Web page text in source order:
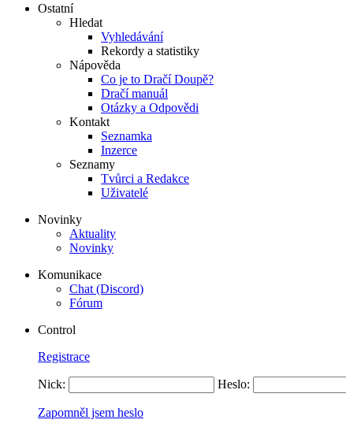
Ostatní
Hledat
Vyhledávání
Rekordy a statistiky
Nápověda
Co je to Dračí Doupě?
Dračí manuál
Otázky a Odpovědi
Kontakt
Seznamka
Inzerce
Seznamy
Tvůrci a Redakce
Uživatelé
Novinky
Aktuality
Novinky
Komunikace
Chat (Discord)
Fórum
Control
Registrace
Nick: Heslo:
Zapomněl jsem heslo